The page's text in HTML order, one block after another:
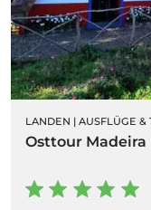
LANDEN | AUSFLÜGE &
Osttour Madeira